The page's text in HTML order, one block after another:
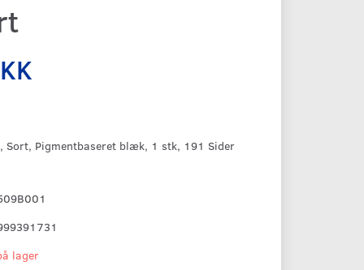
Sort, Pigmentbaseret blæk, 1 stk, 191 Sider
lager